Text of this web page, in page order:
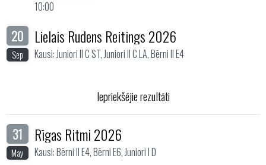
10:00
20
Sep
Lielais Rudens Reitings 2026
Kausi: Juniori II C ST, Juniori II C LA, Bērni II E4
Iepriekšējie rezultāti
31
May
Rīgas Ritmi 2026
Kausi: Bērni II E4, Bērni E6, Juniori I D